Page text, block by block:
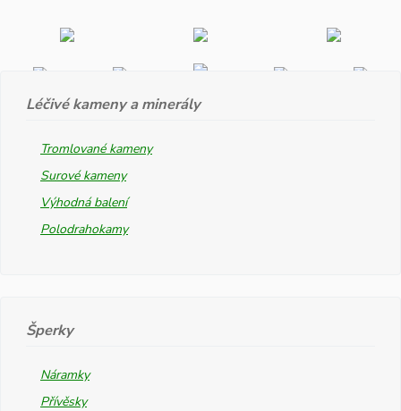
Léčivé kameny a minerály
Tromlované kameny
Surové kameny
Výhodná balení
Polodrahokamy
Šperky
Náramky
Přívěsky